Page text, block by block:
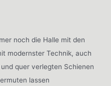
noch die Halle mit den
modernster Technik, auch
quer verlegten Schienen
lassen